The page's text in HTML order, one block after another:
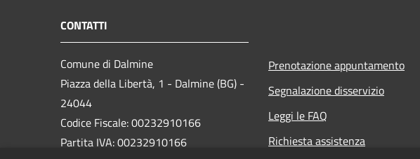
CONTATTI
Comune di Dalmine
Piazza della Libertà, 1 - Dalmine (BG) -
24044
Codice Fiscale: 00232910166
Partita IVA: 00232910166
Prenotazione appuntamento
Segnalazione disservizio
Leggi le FAQ
Richiesta assistenza